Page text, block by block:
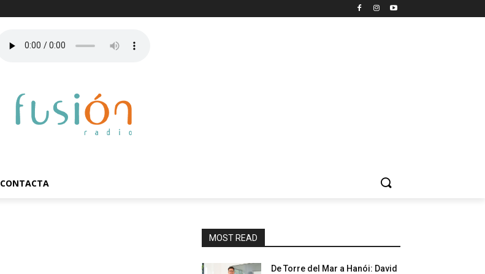
CONTACTA
MOST READ
De Torre del Mar a Hanói: David